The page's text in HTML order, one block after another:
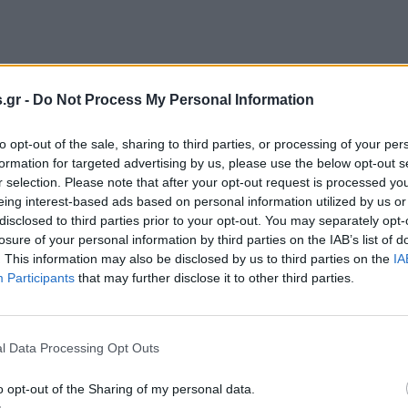
- Do Not Process My Personal Information
opt-out of the sale, sharing to third parties, or processing of your
for targeted advertising by us, please use the below opt-out
selection. Please note that after your opt-out request is processed
interest-based ads based on personal information utilized by us
to third parties prior to your opt-out. You may separately
of your personal information by third parties on the IAB’s list of
This information may also be disclosed by us to third parties on the
Participants that may further disclose it to other third parties.
Data Processing Opt Outs
opt-out of the Sharing of my personal data.
που αφορούν τον ΠΑΟΚ, ο
ο Σαββίδης έχει αγοράσει κανένα
επιτροπή δεν έχει σχέση με την
από τις 25 Αυγούστου και
μας δικαιώσει, εφόσον δικάσει
μπήκαν στην ουσία και ο λόγος
καμία πολυϊδιοκτησία. Δεν αλλάζω
είναι μια στημένη επιτροπή. Το τι